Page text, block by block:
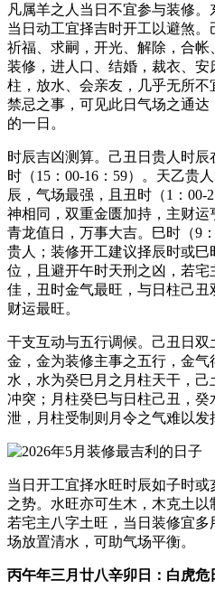
凡属羊之人当日不宜参与装修。
当日动工宜择吉时开工以避煞。
祈福、求嗣，开光、解除，合帐
装修，进人口、结婚，裁衣、
柱，放水、会亲友，几乎无所
禁忌之事，可见此日气场之通达
的一日。
时辰吉凶测算。己丑日贵人时辰
时（15：00-16：59）。天乙贵
辰，气场最强，且丑时（1：00-
神相同，双重金匮加持，主财运
青龙值日，万事大吉。巳时（9
贵人；装修开工建议择辰时或
位，且避开午时天刑之凶，若
佳，丑时金气最旺，与日柱己丑
财运最旺。
干支互动与五行调候。己丑日
金，金为装修主事之五行，金
水，水为癸巳月之月柱天干，
冲突；月柱癸巳与日柱己丑，
泄，月柱受制则月令之气难以发
当日开工宜择水旺时辰如子时
之势。水旺亦可生木，木克土以
若宅主八字土旺，当日装修宜
场放置清水，可助气场平衡。
丙午年三月廿八辛卯日：白虎